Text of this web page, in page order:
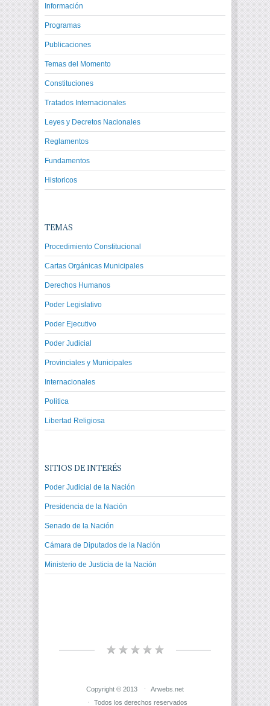
Información
Programas
Publicaciones
Temas del Momento
Constituciones
Tratados Internacionales
Leyes y Decretos Nacionales
Reglamentos
Fundamentos
Historicos
TEMAS
Procedimiento Constitucional
Cartas Orgánicas Municipales
Derechos Humanos
Poder Legislativo
Poder Ejecutivo
Poder Judicial
Provinciales y Municipales
Internacionales
Politica
Libertad Religiosa
SITIOS DE INTERÉS
Poder Judicial de la Nación
Presidencia de la Nación
Senado de la Nación
Cámara de Diputados de la Nación
Ministerio de Justicia de la Nación
Copyright © 2013
Arwebs.net
Todos los derechos reservados